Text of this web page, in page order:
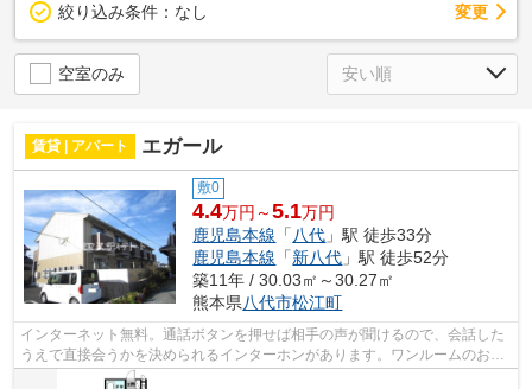
絞り込み条件： なし 変更
空室のみ
賃貸 | アパート エガール
敷0
4.4万円～5.1万円
鹿児島本線 「八代 」駅 徒歩33分
鹿児島本線 「新八代 」駅 徒歩52分
築11年 / 30.03㎡～30.27㎡
熊本県八代市松江町
インターネット無料。通話ボタンを押せば相手の声が聞けるので、会話した
うえで直接会うかを決められるインターホンがあります。ワンルームのお部
屋ならではの快適で楽しい生活ができ...